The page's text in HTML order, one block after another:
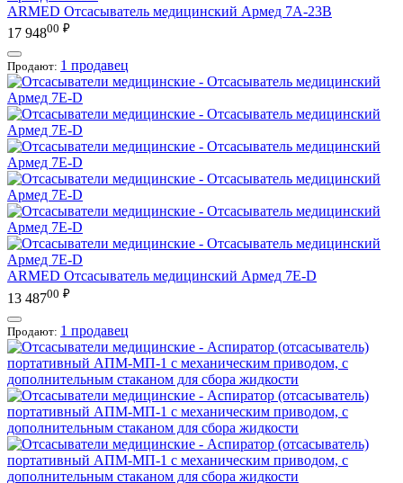
ARMED Отсасыватель медицинский Армед 7A-23B
17 94800 ₽
Продают: 1 продавец
ARMED Отсасыватель медицинский Армед 7E-D
13 48700 ₽
Продают: 1 продавец